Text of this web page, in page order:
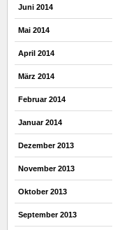
Juni 2014
Mai 2014
April 2014
März 2014
Februar 2014
Januar 2014
Dezember 2013
November 2013
Oktober 2013
September 2013